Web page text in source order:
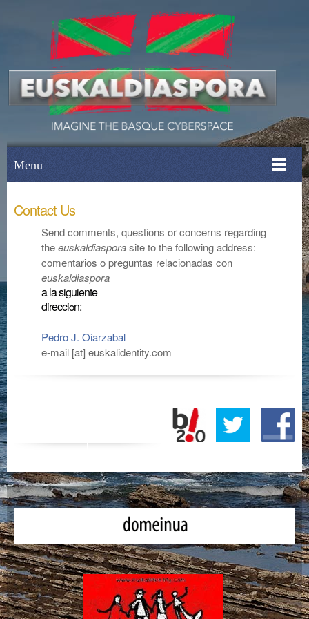
Menu
Contact Us
Send comments, questions or concerns regarding
theeuskaldiasporasite to the following address:
comentarios o preguntas relacionadas con
euskaldiaspora
a la siguiente
direccion:
Pedro J. Oiarzabal
e-mail [at] euskalidentity.com